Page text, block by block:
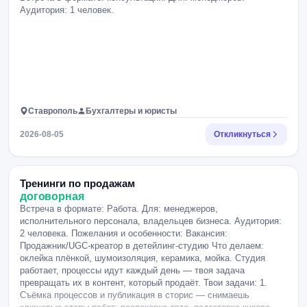
Аудитория: 1 человек.
Ставрополь Бухгалтеры и юристы
2026-08-05 Откликнуться
Тренинги по продажам
договорная
Встреча в формате: Работа. Для: менеджеров,
исполнительного персонала, владельцев бизнеса. Аудитория:
2 человека. Пожелания и особенности: Вакансия:
Продажник/UGC-креатор в детейлинг-студию Что делаем:
оклейка плёнкой, шумоизоляция, керамика, мойка. Студия
работает, процессы идут каждый день — твоя задача
превращать их в контент, который продаёт. Твои задачи: 1.
Съёмка процессов и публикация в сторис — снимаешь